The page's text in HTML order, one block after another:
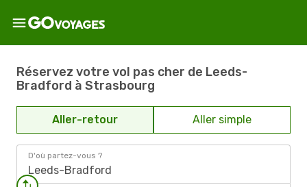
Réservez votre vol pas cher de Leeds-
Bradford à Strasbourg
Aller-retour Aller simple
D'où partez-vous ?
Leeds-Bradford